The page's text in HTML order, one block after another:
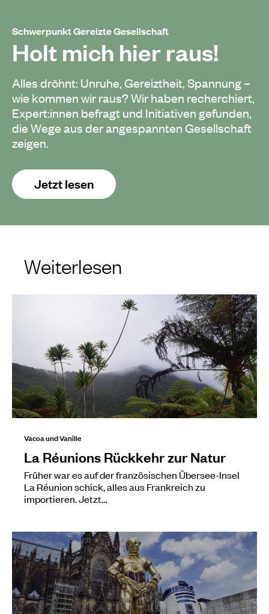
Schwerpunkt Gereizte Gesellschaft
Holt mich hier raus!
Alles dröhnt: Unruhe, Gereiztheit, Spannung –
wie kommen wir raus? Wir haben recherchiert,
Expert:innen befragt und Initiativen gefunden,
die Wege aus der angespannten Gesellschaft
zeigen.
Jetzt lesen
Weiterlesen
Vacoa und Vanille
La Réunions Rückkehr zur Natur
Früher war es auf der französischen Übersee-Insel
La Réunion schick, alles aus Frankreich zu
importieren. Jetzt…